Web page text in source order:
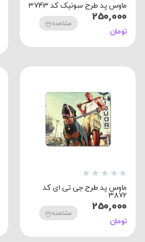
ماوس پد طرح سونیک کد 3743
250,000
تومان
مشاهده
★
★
★
★
★
ماوس پد طرح جی تی ای کد
3872
250,000
تومان
مشاهده